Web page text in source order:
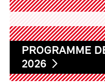
PROGRAMME
2026